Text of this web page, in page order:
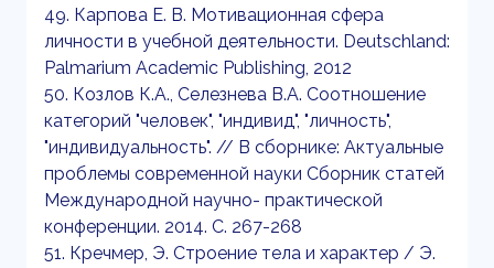
49. Карпова Е. В. Мотивационная сфера
личности в учебной деятельности. Deutschland:
Palmarium Academic Publishing, 2012
50. Козлов К.А., Селезнева В.А. Соотношение
категорий "человек", "индивид", "личность",
"индивидуальность". // В сборнике: Актуальные
проблемы современной науки Сборник статей
Международной научно- практической
конференции. 2014. С. 267-268
51. Кречмер, Э. Строение тела и характер / Э.